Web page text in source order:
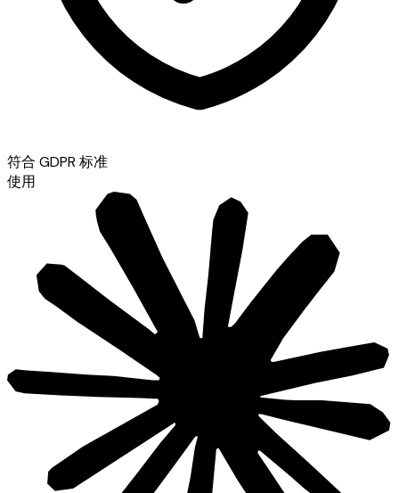
符合 GDPR 标准
使用